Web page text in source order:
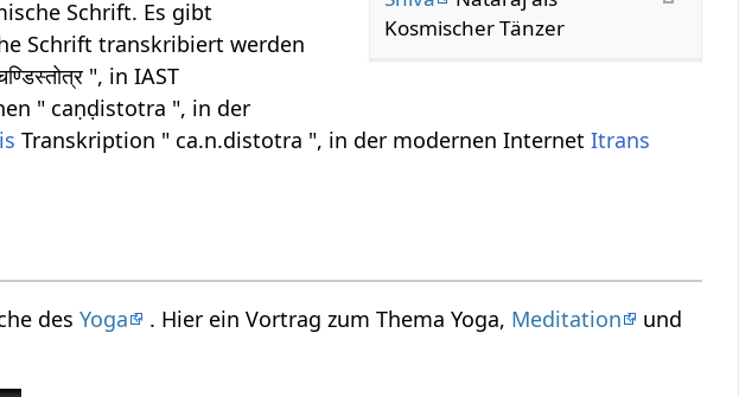
Kosmischer Tänzer
Schrift. Es gibt
Schrift transkribiert werden
", in IAST
" caṇḍistotra ", in der
Transkription " ca.n.distotra ", in der modernen InternetItrans
desYoga . Hier ein Vortrag zum Thema Yoga, Meditation
und